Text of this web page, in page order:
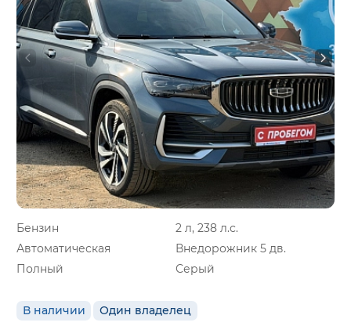
Бензин
2 л, 238 л.с.
Автоматическая
Внедорожник 5 дв.
Полный
Серый
В наличии Один владелец